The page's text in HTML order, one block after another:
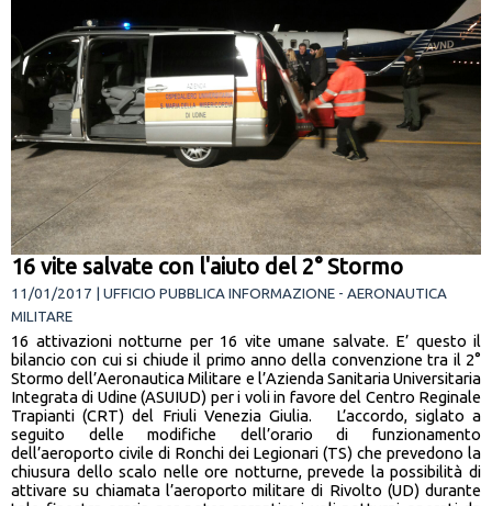
16 vite salvate con l'aiuto del 2° Stormo
11/01/2017 | UFFICIO PUBBLICA INFORMAZIONE - AERONAUTICA
MILITARE
16 attivazioni notturne per 16 vite umane salvate. E’ questo il
bilancio con cui si chiude il primo anno della convenzione tra il 2°
Stormo dell’Aeronautica Militare e l’Azienda Sanitaria Universitaria
Integrata di Udine (ASUIUD) per i voli in favore del Centro Reginale
Trapianti (CRT) del Friuli Venezia Giulia. L’accordo, siglato a
seguito delle modifiche dell’orario di funzionamento
dell’aeroporto civile di Ronchi dei Legionari (TS) che prevedono la
chiusura dello scalo nelle ore notturne, prevede la possibilità di
attivare su chiamata l’aeroporto militare di Rivolto (UD) durante